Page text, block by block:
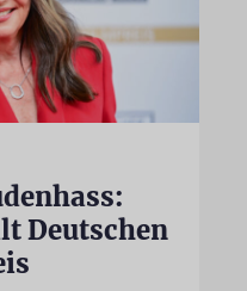
Deutschen